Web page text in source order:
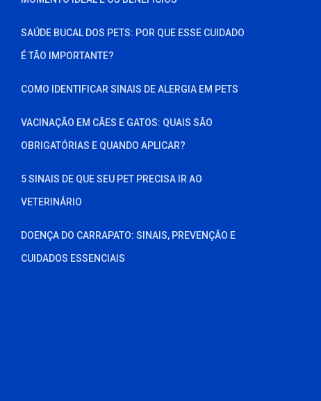
SAÚDE BUCAL DOS PETS: POR QUE ESSE CUIDADO
É TÃO IMPORTANTE?
COMO IDENTIFICAR SINAIS DE ALERGIA EM PETS
VACINAÇÃO EM CÃES E GATOS: QUAIS SÃO
OBRIGATÓRIAS E QUANDO APLICAR?
5 SINAIS DE QUE SEU PET PRECISA IR AO
VETERINÁRIO
DOENÇA DO CARRAPATO: SINAIS, PREVENÇÃO E
CUIDADOS ESSENCIAIS